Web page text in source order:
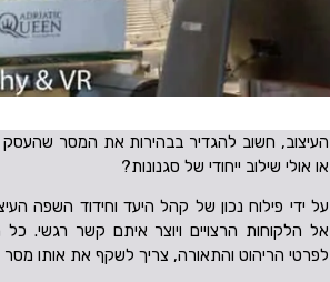
העיצוב, חשוב להגדיר בבהירות את המסר
או אולי שילוב ייחודי של סגנונות?
על ידי פילוח נכון של קהל היעד וחידוד השפה
אל הלקוחות הרצויים ויוצר איתם קשר רגשי.
לפרטי הריהוט והתאורה, צריך לשקף את אותו מסר